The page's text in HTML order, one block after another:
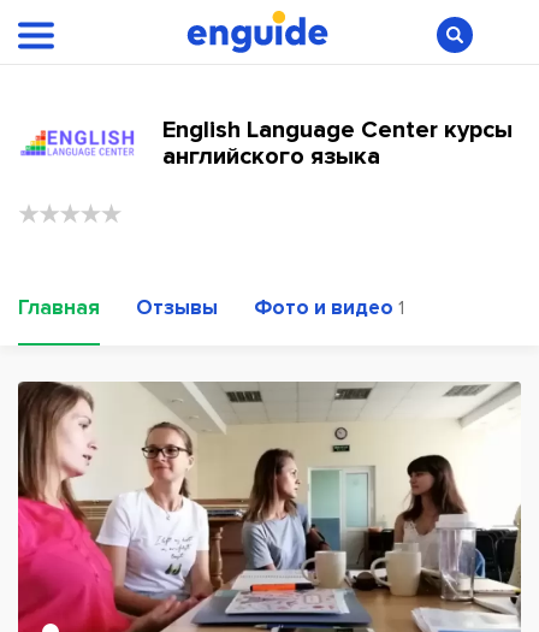
English Language Center курсы
английского языка
Главная Отзывы Фото и видео 1